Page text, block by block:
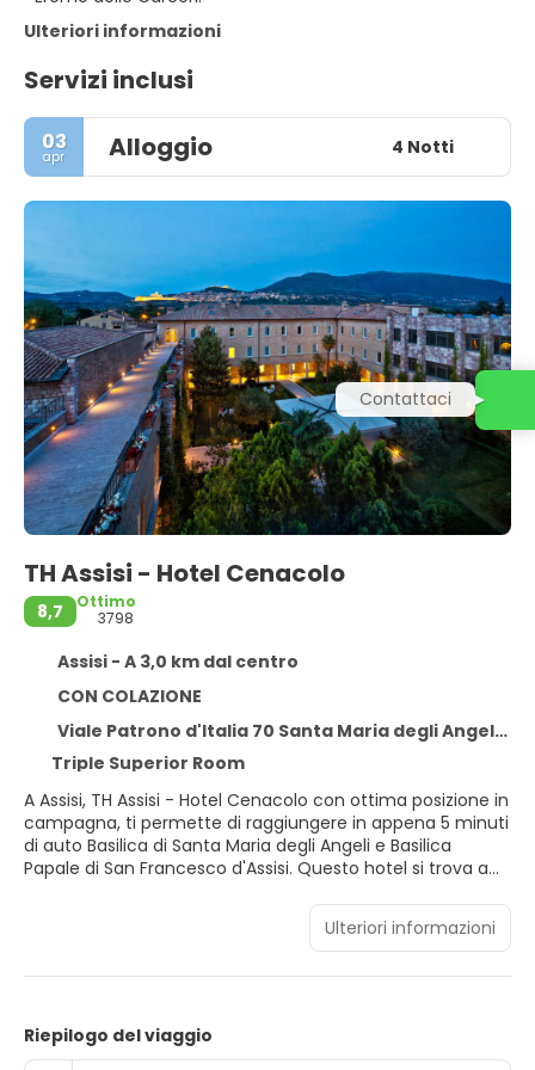
Ulteriori informazioni
Servizi inclusi
03
apr Alloggio 4 Notti
TH Assisi - Hotel Cenacolo
8,7
Ottimo
3798
Assisi - A 3,0 km dal centro
CON COLAZIONE
Viale Patrono d'Italia 70 Santa Maria degli Angeli, Assisi 06088
Triple Superior Room
A Assisi, TH Assisi - Hotel Cenacolo con ottima posizione in
campagna, ti permette di raggiungere in appena 5 minuti
di auto Basilica di Santa Maria degli Angeli e Basilica
Papale di San Francesco d'Assisi. Questo hotel si trova a
Avrai a disposizione molti servizi ricreativi, tra cui un
servizio di noleggio biciclette, nonché una terrazza e un
giardino da dove potrai ammirare il paesaggio. In questo
concierge e un servizio babysitter a pagamento. Grazie
alla navetta locale (con supplemento), sarà
Ulteriori informazioni
Riepilogo del viaggio
Contattaci